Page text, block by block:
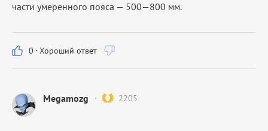
части умеренного пояса — 500—800 мм.
0 · Хороший ответ
Megamozg 2205